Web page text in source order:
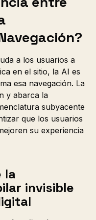
a los usuarios a
en el sitio, la AI es
esa navegación. La
y abarca la
subyacente
que los usuarios
su experiencia
la
invisible